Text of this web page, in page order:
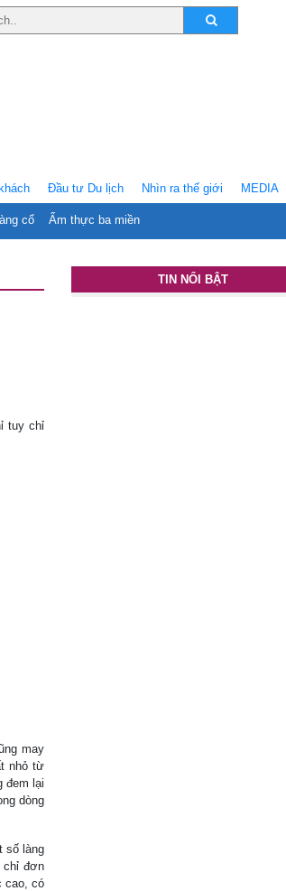
cổ Ẩm thực ba miền
Ðầu tư Du lịch Nhìn ra thế giới MEDIA
tuy chỉ
may
nhỏ từ
đem lại
dòng
số làng
chỉ đơn
cao, có
TIN NỔI BẬT